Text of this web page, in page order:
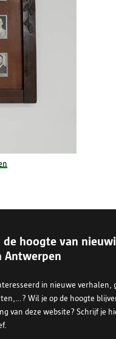
hoogte van
Antwerpen
in nieuwe verhalen,
Wil je op de hoogte
van deze website? Schrijf je
zoals
gegevensbescherming
Voorkeuren